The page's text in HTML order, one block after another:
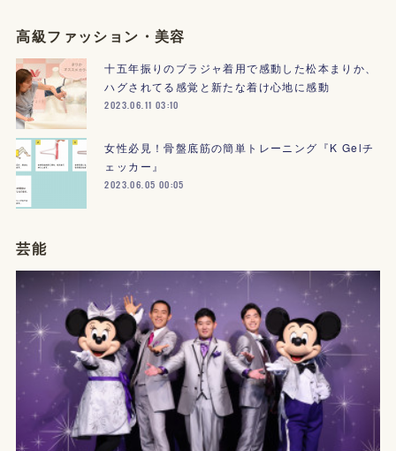
高級ファッション・美容
十五年振りのブラジャ着用で感動した松本まりか、
ハグされてる感覚と新たな着け心地に感動
2023.06.11 03:10
女性必見！骨盤底筋の簡単トレーニング『K Gelチ
ェッカー』
2023.06.05 00:05
芸能